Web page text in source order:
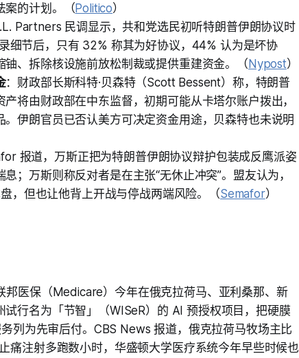
案的计划。（Politico）
Partners 民调显示，共和党选民初听特朗普伊朗协议时
细节后，只有 32% 称其为好协议，44% 认为是坏协
、拆除核设施前放松制裁或提供重建资金。（Nypost）
：财政部长斯科特·贝森特（Scott Bessent）称，特朗普
将由财政部在中东监督，初期可能从卡塔尔账户拨出，
伊朗官员已否认美方可决定资金用途，贝森特也未说明
报道，万斯正把为特朗普伊朗协议辩护包装成反鹰派姿
；万斯则称反对者是在主张“无休止冲突”。盟友认为，
，但也让他背上开战与停战两端风险。（Semafor）
邦医保（Medicare）今年在俄克拉荷马、亚利桑那、新
行名为「节智」（WISeR）的 AI 预授权项目，把硬膜
列为先审后付。CBS News 报道，俄克拉荷马牧场主比
痛注射多跑数小时，华盛顿大学医疗系统今年早些时候也